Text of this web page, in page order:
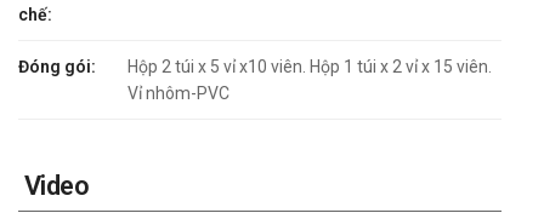
chế:
Đóng gói:
Hộp 2 túi x 5 vỉ x10 viên. Hộp 1 túi x 2 vỉ x 15 viên.
Vỉ nhôm-PVC
Video